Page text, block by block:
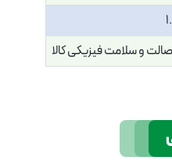
و سلامت فیزیکی کالا